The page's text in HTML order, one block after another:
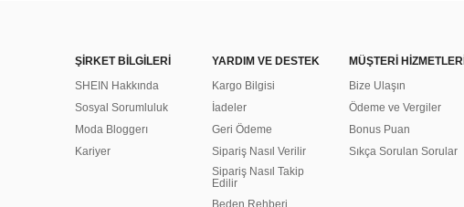
ŞİRKET BİLGİLERİ
SHEIN Hakkında
Sosyal Sorumluluk
Moda Bloggerı
Kariyer
YARDIM VE DESTEK
Kargo Bilgisi
İadeler
Geri Ödeme
Sipariş Nasıl Verilir
Sipariş Nasıl Takip
Edilir
Beden Rehberi
MÜŞTERİ HİZMETLERİ
Bize Ulaşın
Ödeme ve Vergiler
Bonus Puan
Sıkça Sorulan Sorular